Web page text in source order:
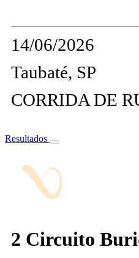
14/06/2026
Taubaté, SP
CORRIDA DE
Resultados
2 Circuito